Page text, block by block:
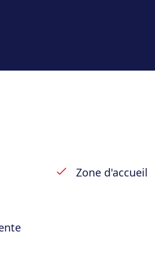
que résidentiel ou
exploité à usage commercial
cuisine, salon, salle à manger
et bureau ;
Zone d'accueil